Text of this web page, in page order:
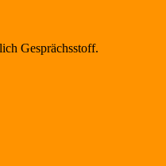
Gesprächsstoff.